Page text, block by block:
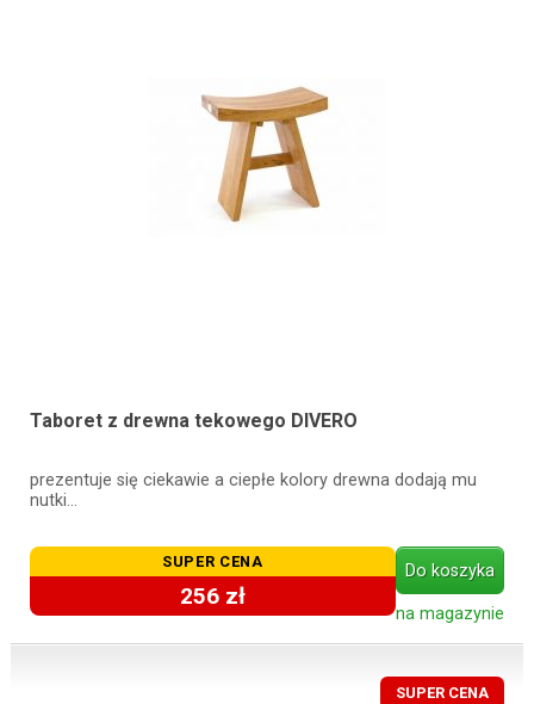
Taboret z drewna tekowego DIVERO
prezentuje się ciekawie a ciepłe kolory drewna dodają mu
nutki…
SUPER CENA
256 zł
Do koszyka
na magazynie
SUPER CENA